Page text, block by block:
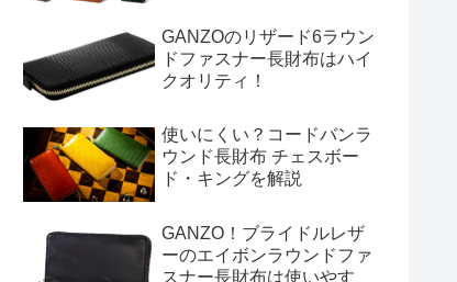
GANZOのリザード6ラウン
ドファスナー長財布はハイ
クオリティ！
使いにくい？コードバンラ
ウンド長財布 チェスボー
ド・キングを解説
GANZO！ブライドルレザ
ーのエイボンラウンドファ
スナー長財布は使いやす